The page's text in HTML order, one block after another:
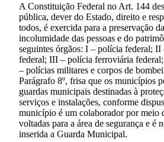
A Constituição Federal no Art. 144
pública, dever do Estado, direito e
todos, é exercida para a preservação
incolumidade das pessoas e do
seguintes órgãos: I – polícia federal;
federal; III – polícia ferroviária
– polícias militares e corpos de
Parágrafo 8º, frisa que os municípios
guardas municipais destinadas à
serviços e instalações, conforme
município é um colaborador por meio
voltadas para a área de segurança e é
inserida a Guarda Municipal.